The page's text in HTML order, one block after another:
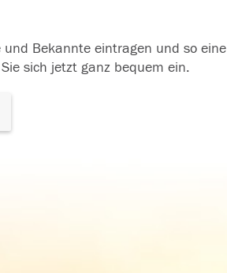
Bekannte eintragen und so eine
sich jetzt ganz bequem ein.